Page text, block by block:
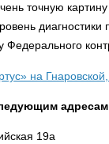
точную
диагностики
19а